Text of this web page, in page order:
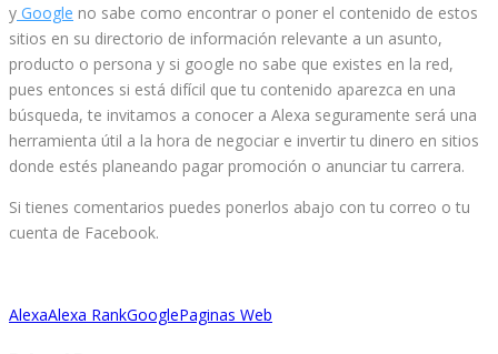
y Google no sabe como encontrar o poner el contenido de estos
sitios en su directorio de información relevante a un asunto,
producto o persona y si google no sabe que existes en la red,
pues entonces si está difícil que tu contenido aparezca en una
búsqueda, te invitamos a conocer a Alexa seguramente será una
herramienta útil a la hora de negociar e invertir tu dinero en sitios
donde estés planeando pagar promoción o anunciar tu carrera.
Si tienes comentarios puedes ponerlos abajo con tu correo o tu
cuenta de Facebook.
AlexaAlexa RankGooglePaginas Web